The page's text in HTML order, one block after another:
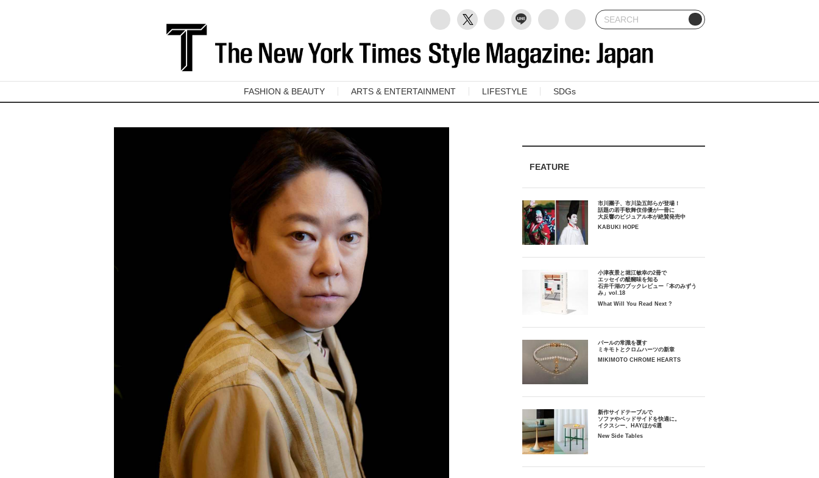
FASHION & BEAUTY ARTS & ENTERTAINMENT LIFESTYLE SDGs
FEATURE
市川團子、市川染五郎らが登場！
話題の若手歌舞伎俳優が一冊に
大反響のビジュアル本が絶賛発売中
KABUKI HOPE
小津夜景と堀江敏幸の2冊で
エッセイの醍醐味を知る
石井千湖のブックレビュー「本のみずう
み」vol.18
What Will You Read Next ?
パールの常識を覆す
ミキモトとクロムハーツの新章
MIKIMOTO CHROME HEARTS
新作サイドテーブルで
ソファやベッドサイドを快適に。
イクスシー、HAYほか6選
New Side Tables